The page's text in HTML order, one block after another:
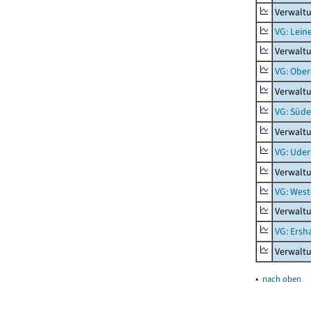
VG:
VG:
VG:
VG: Uder
VG:
VG:
▴ nach oben